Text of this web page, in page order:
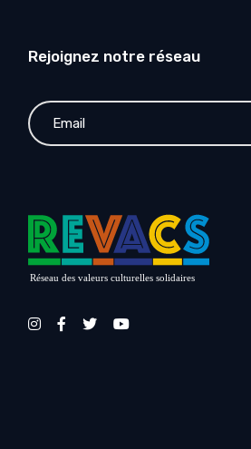
Rejoignez notre réseau
Réseau des valeurs culturelles solidaires